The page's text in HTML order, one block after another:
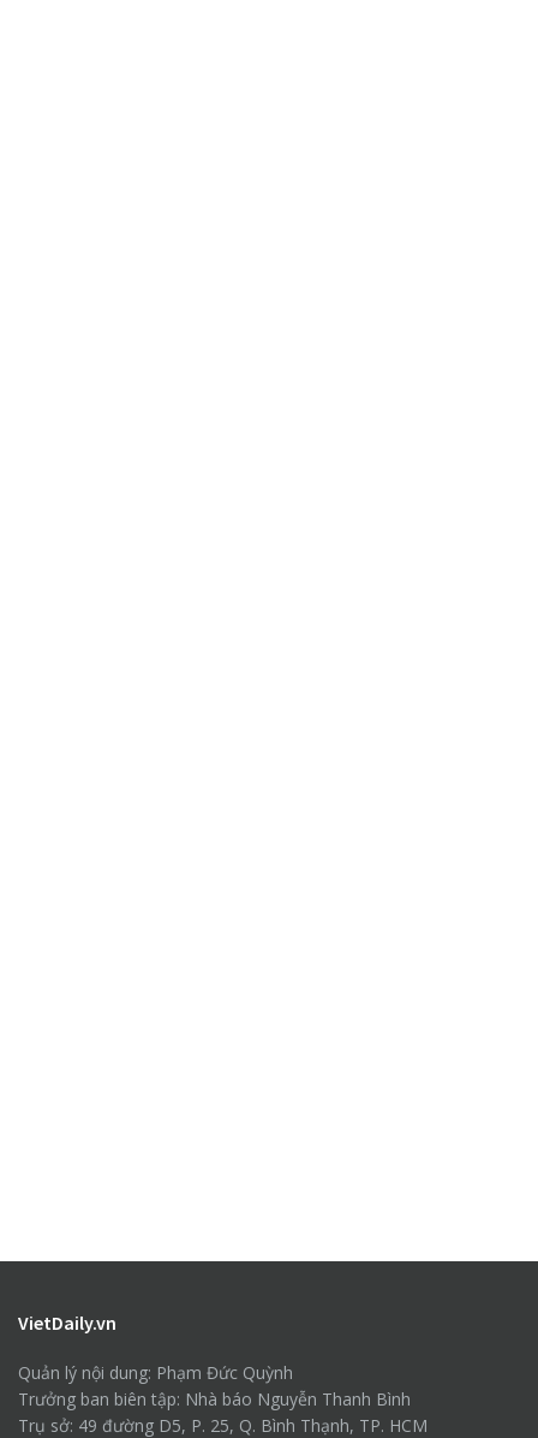
VietDaily.vn
Quản lý nội dung: Phạm Đức Quỳnh
Trưởng ban biên tập: Nhà báo Nguyễn Thanh Bình
Trụ sở: 49 đường D5, P. 25, Q. Bình Thạnh, TP. HCM